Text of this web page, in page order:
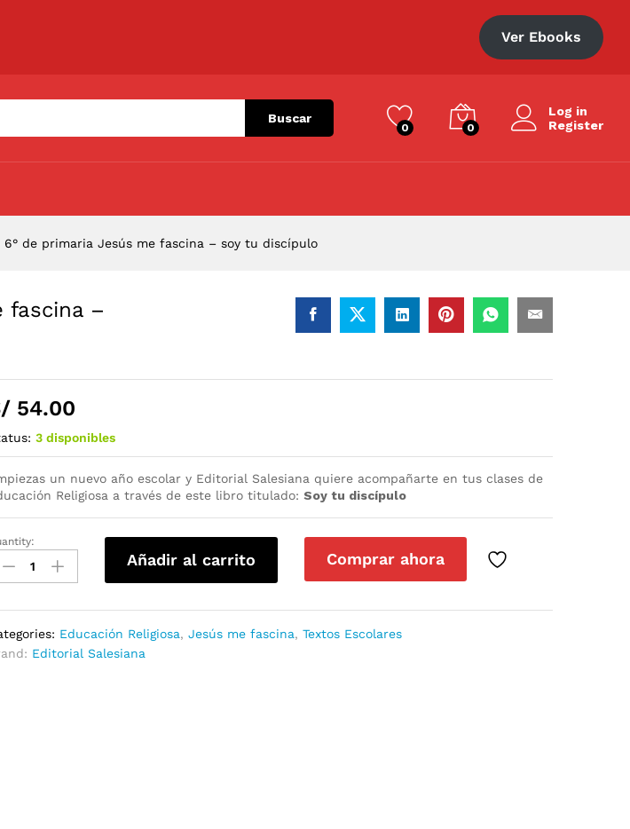
Ver Ebooks
Buscar
0 0
Log in
Register
6° de primaria Jesús me fascina – soy tu discípulo
fascina –
54.00
3 disponibles
un nuevo año escolar y Editorial Salesiana quiere acompañarte en tus clases de
Religiosa a través de este libro titulado:Soy tu discípulo
Añadir al carrito Comprar ahora
Educación Religiosa,Jesús me fascina,Textos Escolares
Editorial Salesiana
Añadir al carrito